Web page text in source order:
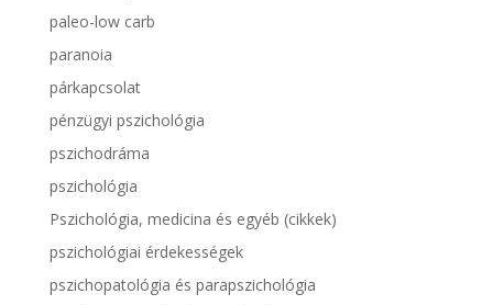
paleo-low carb
paranoia
párkapcsolat
pénzügyi pszichológia
pszichodráma
pszichológia
Pszichológia, medicina és egyéb (cikkek)
pszichológiai érdekességek
pszichopatológia és parapszichológia